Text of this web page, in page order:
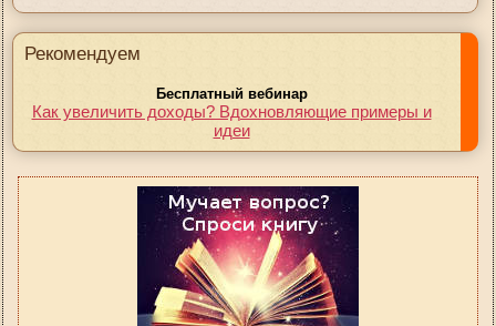
Рекомендуем
Бесплатный вебинар
Как увеличить доходы? Вдохновляющие примеры и
идеи